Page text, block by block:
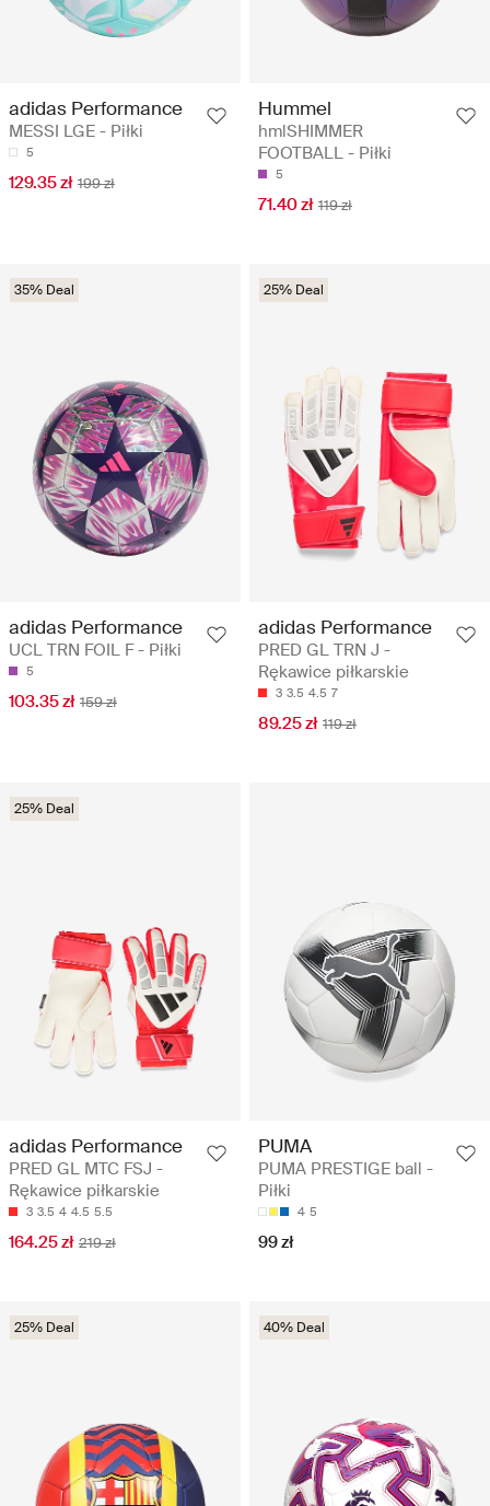
adidas Performance
MESSI LGE - Piłki
5
129.35 zł 199 zł
Hummel
hmlSHIMMER
FOOTBALL - Piłki
5
71.40 zł 119 zł
35% Deal
adidas Performance
UCL TRN FOIL F - Piłki
5
103.35 zł 159 zł
25% Deal
adidas Performance
PRED GL TRN J -
Rękawice piłkarskie
3 3.5 4.5 7
89.25 zł 119 zł
25% Deal
adidas Performance
PRED GL MTC FSJ -
Rękawice piłkarskie
3 3.5 4 4.5 5.5
164.25 zł 219 zł
PUMA
PUMA PRESTIGE ball -
Piłki
4 5
99 zł
25% Deal 40% Deal